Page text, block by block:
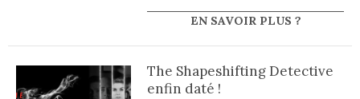
EN SAVOIR PLUS ?
The Shapeshifting Detective
enfin daté !